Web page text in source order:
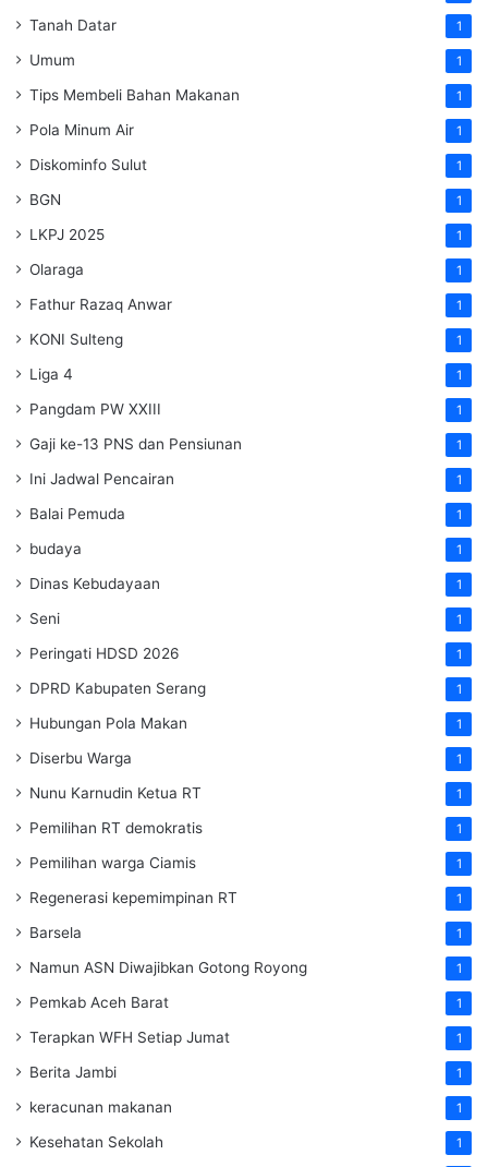
Tanah Datar 1
Umum 1
Tips Membeli Bahan Makanan 1
Pola Minum Air 1
Diskominfo Sulut 1
BGN 1
LKPJ 2025 1
Olaraga 1
Fathur Razaq Anwar 1
KONI Sulteng 1
Liga 4 1
Pangdam PW XXIII 1
Gaji ke-13 PNS dan Pensiunan 1
Ini Jadwal Pencairan 1
Balai Pemuda 1
budaya 1
Dinas Kebudayaan 1
Seni 1
Peringati HDSD 2026 1
DPRD Kabupaten Serang 1
Hubungan Pola Makan 1
Diserbu Warga 1
Nunu Karnudin Ketua RT 1
Pemilihan RT demokratis 1
Pemilihan warga Ciamis 1
Regenerasi kepemimpinan RT 1
Barsela 1
Namun ASN Diwajibkan Gotong Royong 1
Pemkab Aceh Barat 1
Terapkan WFH Setiap Jumat 1
Berita Jambi 1
keracunan makanan 1
Kesehatan Sekolah 1